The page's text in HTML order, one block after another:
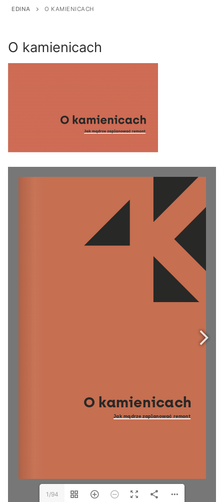
Przejdź
EDINA O KAMIENICACH
O kamienicach
1/94